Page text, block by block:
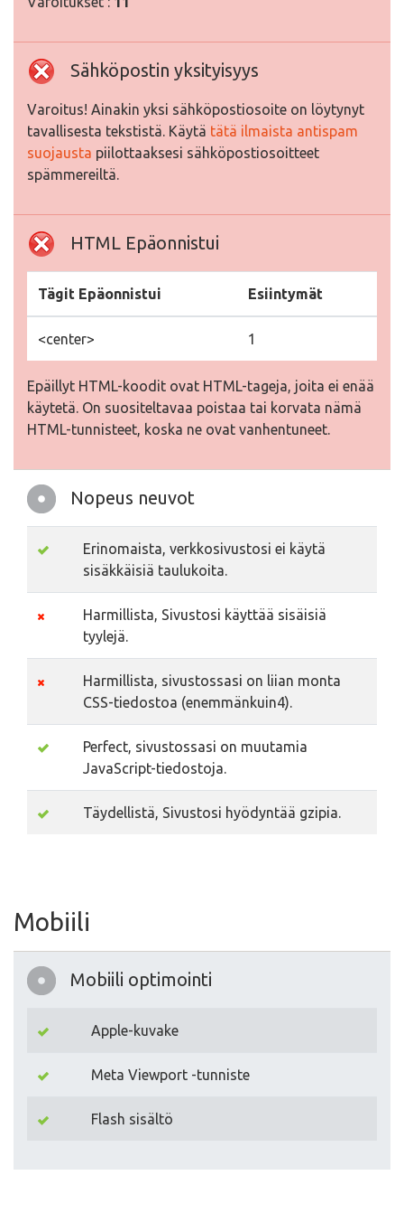
Sähköpostin yksityisyys
Varoitus! Ainakin yksi sähköpostiosoite on löytynyt
tavallisesta tekstistä. Käytä tätä ilmaista antispam
suojausta piilottaaksesi sähköpostiosoitteet
spämmereiltä.
HTML Epäonnistui
Tägit Epäonnistui Esiintymät
<center> 1
Epäillyt HTML-koodit ovat HTML-tageja, joita ei enää
käytetä. On suositeltavaa poistaa tai korvata nämä
HTML-tunnisteet, koska ne ovat vanhentuneet.
Nopeus neuvot
Erinomaista, verkkosivustosi ei käytä
sisäkkäisiä taulukoita.
Harmillista, Sivustosi käyttää sisäisiä
tyylejä.
Harmillista, sivustossasi on liian monta
CSS-tiedostoa (enemmänkuin4).
Perfect, sivustossasi on muutamia
JavaScript-tiedostoja.
Täydellistä, Sivustosi hyödyntää gzipia.
Mobiili
Mobiili optimointi
Apple-kuvake
Meta Viewport -tunniste
Flash sisältö